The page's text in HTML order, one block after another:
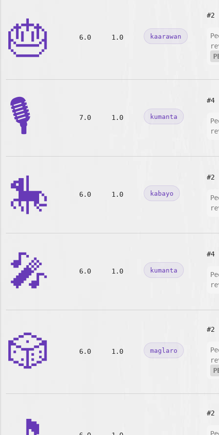
🎂 6.0 1.0 kaarawan
#2
🎙️ 7.0 1.0 kumanta
#4
🎠 6.0 1.0 kabayo
#2
🎤 6.0 1.0 kumanta
#4
🎲 6.0 1.0 maglaro
#2
#2